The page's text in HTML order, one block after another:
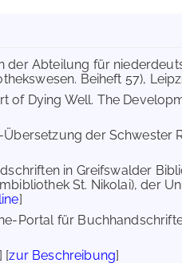
der Abteilung für
Beiheft 57),
of Dying Well. The
der Schwester
in Greifswalder
St. Nikolai), der
]
Portal für
[zur Beschreibung]